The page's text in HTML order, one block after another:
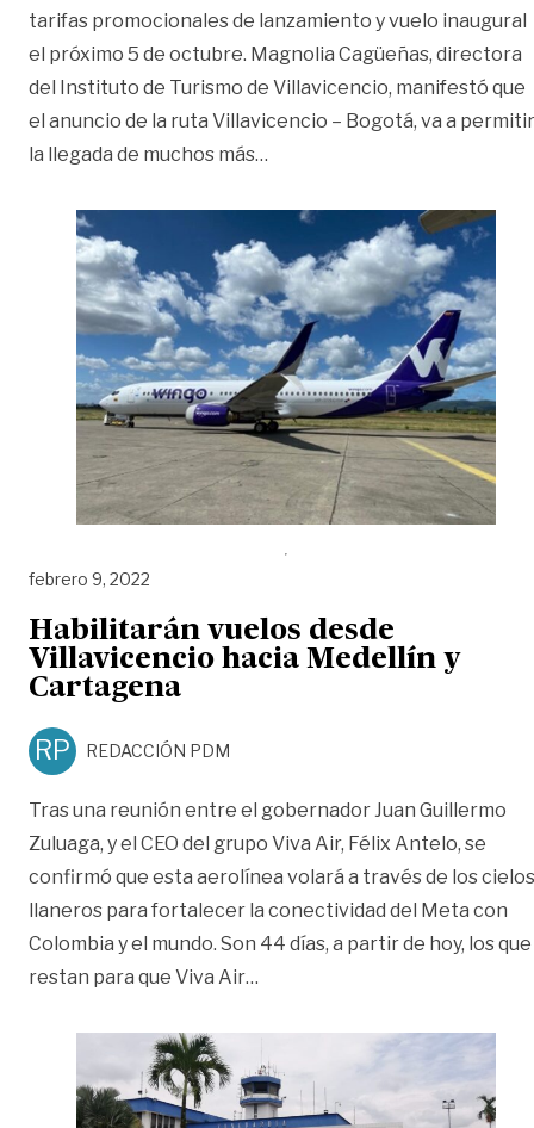
tarifas promocionales de lanzamiento y vuelo inaugural
el próximo 5 de octubre. Magnolia Cagüeñas, directora
del Instituto de Turismo de Villavicencio, manifestó que
el anuncio de la ruta Villavicencio – Bogotá, va a permitir
la llegada de muchos más…
febrero 9, 2022
Habilitarán vuelos desde
Villavicencio hacia Medellín y
Cartagena
RP REDACCIÓN PDM
Tras una reunión entre el gobernador Juan Guillermo
Zuluaga, y el CEO del grupo Viva Air, Félix Antelo, se
confirmó que esta aerolínea volará a través de los cielos
llaneros para fortalecer la conectividad del Meta con
Colombia y el mundo. Son 44 días, a partir de hoy, los que
restan para que Viva Air…